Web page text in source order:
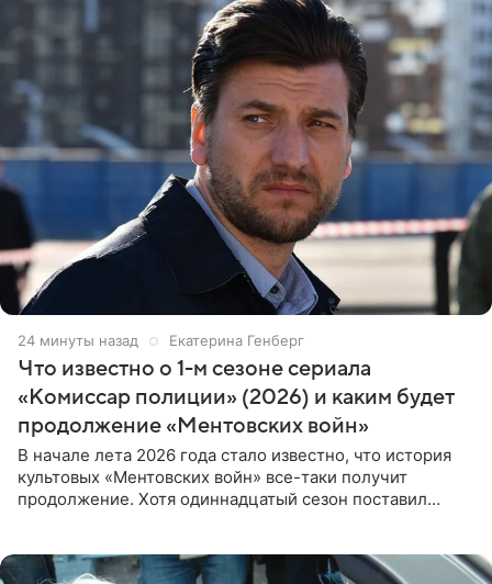
24 минуты назад Екатерина Генберг
Что известно о 1-м сезоне сериала
«Комиссар полиции» (2026) и каким будет
продолжение «Ментовских войн»
В начале лета 2026 года стало известно, что история
культовых «Ментовских войн» все-таки получит
продолжение. Хотя одиннадцатый сезон поставил